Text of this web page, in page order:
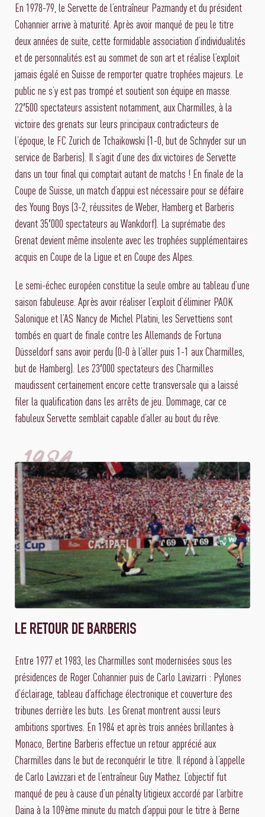
En 1978-79, le Servette de l’entraîneur Pazmandy et du président
Cohannier arrive à maturité. Après avoir manqué de peu le titre
deux années de suite, cette formidable association d’individualités
et de personnalités est au sommet de son art et réalise l’exploit
jamais égalé en Suisse de remporter quatre trophées majeurs. Le
public ne s’y est pas trompé et soutient son équipe en masse.
22′500 spectateurs assistent notamment, aux Charmilles, à la
victoire des grenats sur leurs principaux contradicteurs de
l’époque, le FC Zurich de Tchaikowski (1-0, but de Schnyder sur un
service de Barberis). Il s’agit d’une des dix victoires de Servette
dans un tour final qui comptait autant de matchs ! En finale de la
Coupe de Suisse, un match d’appui est nécessaire pour se défaire
des Young Boys (3-2, réussites de Weber, Hamberg et Barberis
devant 35′000 spectateurs au Wankdorf). La suprématie des
Grenat devient même insolente avec les trophées supplémentaires
acquis en Coupe de la Ligue et en Coupe des Alpes.
Le semi-échec européen constitue la seule ombre au tableau d’une
saison fabuleuse. Après avoir réaliser l’exploit d’éliminer PAOK
Salonique et l’AS Nancy de Michel Platini, les Servettiens sont
tombés en quart de finale contre les Allemands de Fortuna
Düsseldorf sans avoir perdu (0-0 à l’aller puis 1-1 aux Charmilles,
but de Hamberg). Les 23′000 spectateurs des Charmilles
maudissent certainement encore cette transversale qui a laissé
filer la qualification dans les arrêts de jeu. Dommage, car ce
fabuleux Servette semblait capable d’aller au bout du rêve.
1984
LE RETOUR DE BARBERIS
Entre 1977 et 1983, les Charmilles sont modernisées sous les
présidences de Roger Cohannier puis de Carlo Lavizarri : Pylones
d’éclairage, tableau d’affichage électronique et couverture des
tribunes derrière les buts. Les Grenat montrent aussi leurs
ambitions sportives. En 1984 et après trois années brillantes à
Monaco, Bertine Barberis effectue un retour apprécié aux
Charmilles dans le but de reconquérir le titre. Il répond à l’appelle
de Carlo Lavizzari et de l’entraîneur Guy Mathez. L’objectif fut
manqué de peu à cause d’un pénalty litigieux accordé par l’arbitre
Daina à la 109ème minute du match d’appui pour le titre à Berne